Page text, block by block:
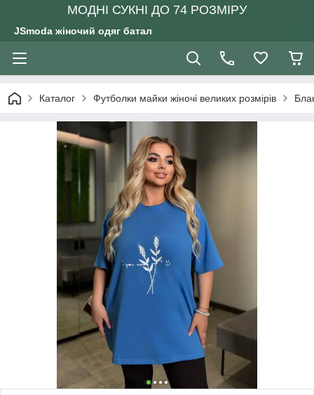
МОДНІ СУКНІ ДО 74 РОЗМІРУ
JSmoda жіночий одяг батал
Каталог Футболки майки жіночі великих розмірів